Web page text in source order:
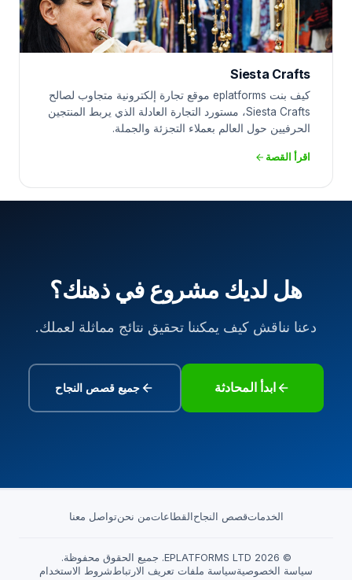
Siesta Crafts
كيف بنت eplatforms موقع تجارة إلكترونية متجاوب لصالح
Siesta Crafts، مستورد التجارة العادلة الذي يربط المنتجين
الحرفيين حول العالم بعملاء التجزئة والجملة.
اقرأ القصة
هل لديك مشروع في ذهنك؟
دعنا نناقش كيف يمكننا تحقيق نتائج مماثلة لعملك.
ابدأ المحادثة جميع قصص النجاح
الخدماتقصص النجاحالقطاعاتمن نحنتواصل معنا
© 2026 EPLATFORMS LTD. جميع الحقوق محفوظة.
سياسة الخصوصيةسياسة ملفات تعريف الارتباطشروط الاستخدام